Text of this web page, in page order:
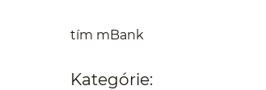
tím mBank
Kategórie: